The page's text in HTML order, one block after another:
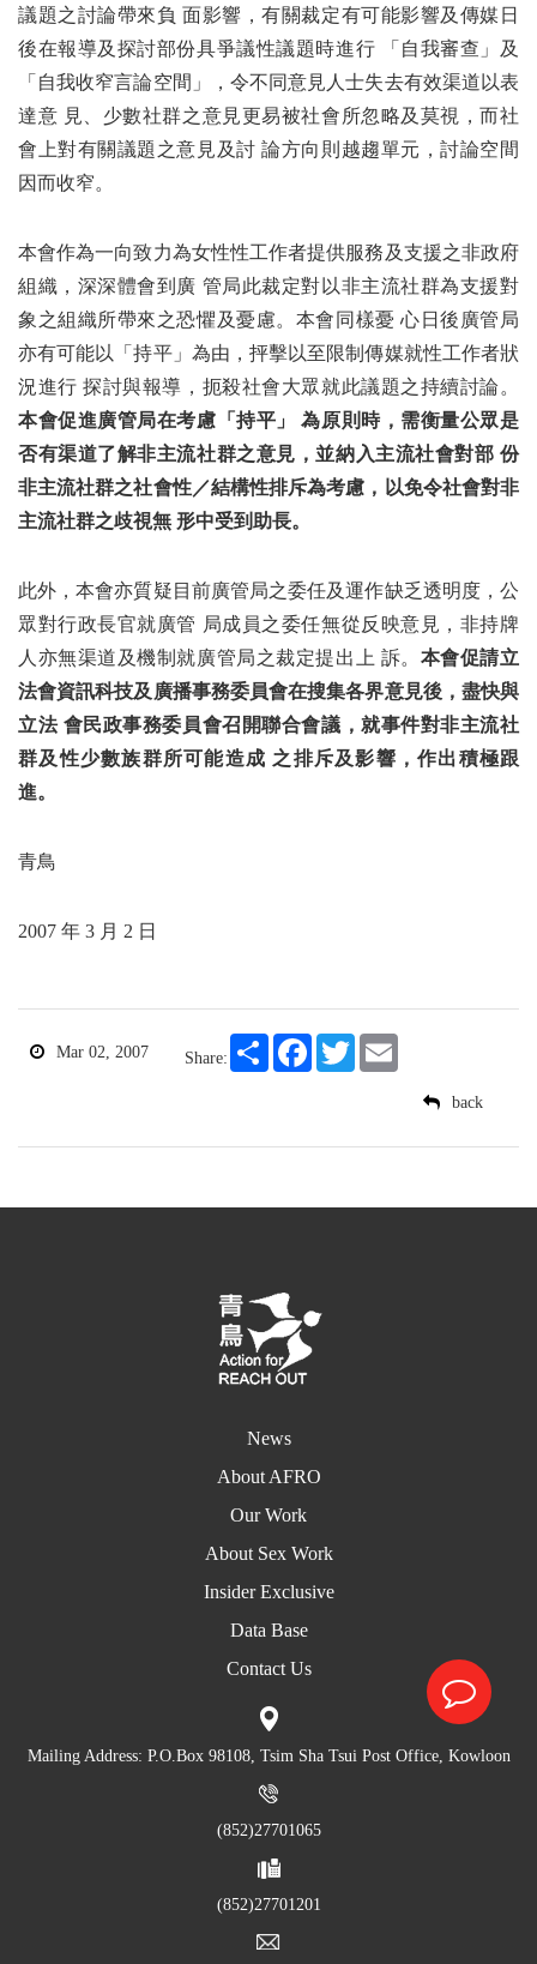
議題之討論帶來負 面影響，有關裁定有可能影響及傳媒日
後在報導及探討部份具爭議性議題時進行 「自我審查」及
「自我收窄言論空間」，令不同意見人士失去有效渠道以表
達意 見、少數社群之意見更易被社會所忽略及莫視，而社
會上對有關議題之意見及討 論方向則越趨單元，討論空間
因而收窄。
本會作為一向致力為女性性工作者提供服務及支援之非政府
組織，深深體會到廣 管局此裁定對以非主流社群為支援對
象之組織所帶來之恐懼及憂慮。本會同樣憂 心日後廣管局
亦有可能以「持平」為由，抨擊以至限制傳媒就性工作者狀
況進行 探討與報導，扼殺社會大眾就此議題之持續討論。
本會促進廣管局在考慮「持平」 為原則時，需衡量公眾是
否有渠道了解非主流社群之意見，並納入主流社會對部 份
非主流社群之社會性／結構性排斥為考慮，以免令社會對非
主流社群之歧視無 形中受到助長。
此外，本會亦質疑目前廣管局之委任及運作缺乏透明度，公
眾對行政長官就廣管 局成員之委任無從反映意見，非持牌
人亦無渠道及機制就廣管局之裁定提出上 訴。 本會促請立
法會資訊科技及廣播事務委員會在搜集各界意見後，盡快與
立法 會民政事務委員會召開聯合會議，就事件對非主流社
群及性少數族群所可能造成 之排斥及影響，作出積極跟
進。
青鳥
2007 年 3 月 2 日
Mar 02, 2007 Share:
Share FacebookTwitterEmail
back
News
About AFRO
Our Work
About Sex Work
Insider Exclusive
Data Base
Contact Us
Mailing Address: P.O.Box 98108, Tsim Sha Tsui Post Office, Kowloon
(852)27701065
(852)27701201